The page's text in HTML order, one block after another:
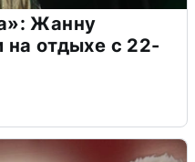
Жанну
на отдыхе с 22-